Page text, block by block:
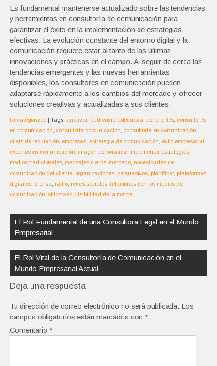
Es fundamental mantenerse actualizado sobre las tendencias
y herramientas en consultoría de comunicación para
garantizar el éxito en la implementación de estrategias
efectivas. La evolución constante del entorno digital y la
comunicación requiere estar al tanto de las últimas
innovaciones y prácticas en el campo. Al seguir de cerca las
tendencias emergentes y las nuevas herramientas
disponibles, los consultores en comunicación pueden
adaptarse rápidamente a los cambios del mercado y ofrecer
soluciones creativas y actualizadas a sus clientes.
Uncategorized | Tags: analizar, audiencia adecuada coherentes consultores
en comunicación
consultoria comunicacion consultoría en comunicación
crisis de reputación
empresas estrategia de comunicación éxito empresarial
expertos en comunicación
imagen corporativa implementar estrategias
medios tradicionales mensajes claros mercado necesidades de
comunicación del cliente organizaciones persuasivos planificar, plataformas
digitales prensa radio redes sociales relaciones con los medios de
comunicación
sitios web visibilidad de la marca
de
entradas
El Rol Fundamental de una Consultora Legal en el Mundo
Empresarial
El Rol Vital de la Consultoría de Comunicación en el
Mundo Empresarial Actual
Deja una respuesta
Tu dirección de correo electrónico no será publicada. Los
campos obligatorios están marcados con *
Comentario *